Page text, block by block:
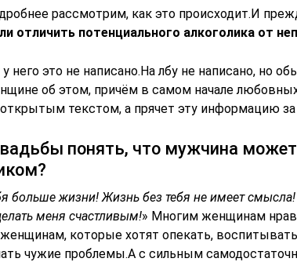
рассмотрим, как это происходит.И
отличить потенциального алкоголика от
него это не написано.На лбу не написано, но
об этом, причём в самом начале
открытым текстом, а прячет эту информацию
понять, что мужчина
больше жизни! Жизнь без тебя не имеет смысла!
меня счастливым!» Многим женщинам
которые хотят опекать,
чужие проблемы.А с сильным